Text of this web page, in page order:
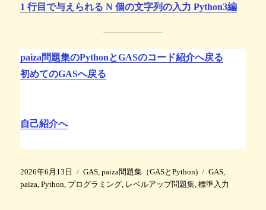
1 行目で与えられる N 個の文字列の入力 Python3編
paiza問題集のPythonとGASのコード紹介へ戻る
初めてのGASへ戻る
自己紹介へ
投
稿
2026年6月13日
カ
テ
GAS,paiza問題集（GASとPython)
タ
グ
GAS,
paiza,Python, プログラミング, レベルアップ問題集,標準入力